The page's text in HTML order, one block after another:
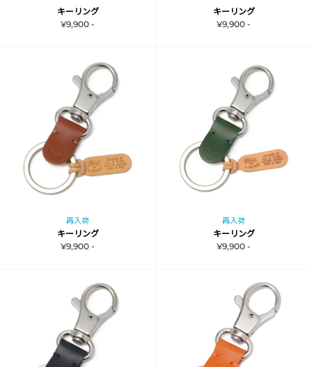
キーリング
¥9,900 -
キーリング
¥9,900 -
再入荷
キーリング
¥9,900 -
再入荷
キーリング
¥9,900 -